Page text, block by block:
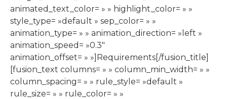
animated_text_color= » » highlight_color= » »
style_type= »default » sep_color= » »
animation_type= » » animation_direction= »left »
animation_speed= »0.3″
animation_offset= » »]Requirements[/fusion_title]
[fusion_text columns= » » column_min_width= » »
column_spacing= » » rule_style= »default »
rule_size= » » rule_color= » »